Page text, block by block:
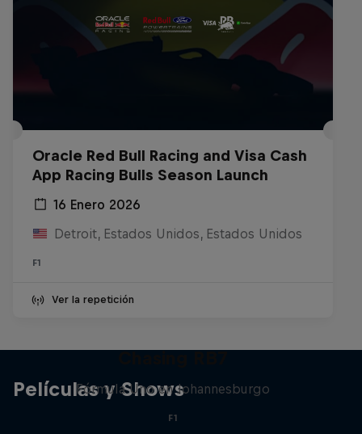
Oracle Red Bull Racing and Visa Cash
App Racing Bulls Season Launch
16 Enero 2026
Detroit, Estados Unidos, Estados Unidos
F1
Ver la repetición
Películas y Shows
Fórmula Uno en Johannesburgo
F1